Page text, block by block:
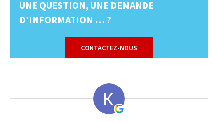
UNE QUESTION, UNE DEMANDE
D’INFORMATION … ?
CONTACTEZ-NOUS